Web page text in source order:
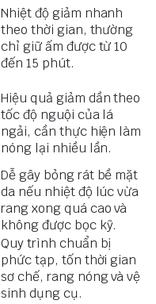
Nhiệt độ giảm nhanh
theo thời gian, thường
chỉ giữ ấm được từ 10
đến 15 phút.
Hiệu quả giảm dần theo
tốc độ nguội của lá
ngải, cần thực hiện làm
nóng lại nhiều lần.
Dễ gây bỏng rát bề mặt
da nếu nhiệt độ lúc vừa
rang xong quá cao và
không được bọc kỹ.
Quy trình chuẩn bị
phức tạp, tốn thời gian
sơ chế, rang nóng và vệ
sinh dụng cụ.